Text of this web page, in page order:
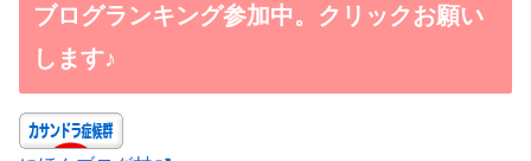
ブログランキング参加中。クリックお願い
します♪